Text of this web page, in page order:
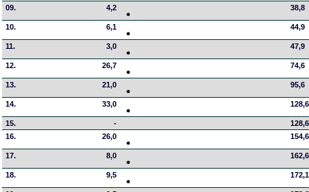
09.
4,2 38,8
10. 6,1 44,9
11. 3,0 47,9
12. 26,7 74,6
13. 21,0 95,6
14. 33,0 128,6
15. -
128,6
16.
26,0 154,6
17. 8,0 162,6
18. 9,5 172,1